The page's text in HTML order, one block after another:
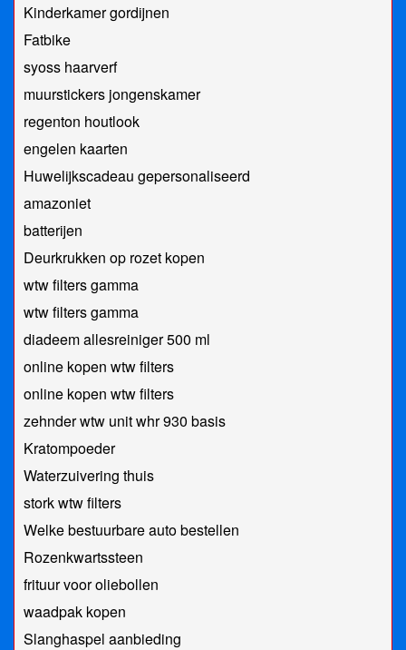
Kinderkamer gordijnen
Fatbike
syoss haarverf
muurstickers jongenskamer
regenton houtlook
engelen kaarten
Huwelijkscadeau gepersonaliseerd
amazoniet
batterijen
Deurkrukken op rozet kopen
wtw filters gamma
wtw filters gamma
diadeem allesreiniger 500 ml
online kopen wtw filters
online kopen wtw filters
zehnder wtw unit whr 930 basis
Kratompoeder
Waterzuivering thuis
stork wtw filters
Welke bestuurbare auto bestellen
Rozenkwartssteen
frituur voor oliebollen
waadpak kopen
Slanghaspel aanbieding